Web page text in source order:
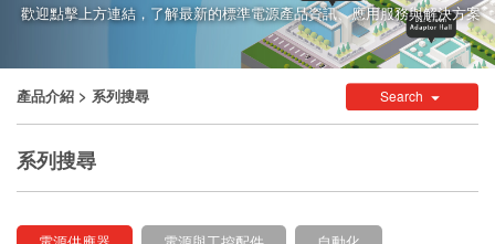
歡迎點擊上方連結，了解最新的標準電源產品資訊、應用服務與解決方案
產品介紹 > 系列搜尋 Search
系列搜尋